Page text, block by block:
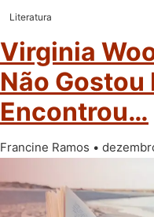
Literatura
Virginia
Não Gostou
Encontrou…
Francine Ramos